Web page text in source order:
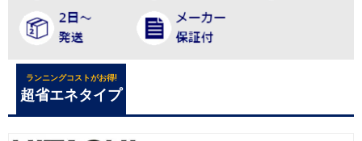
ランニングコストがお得!
超省エネタイプ